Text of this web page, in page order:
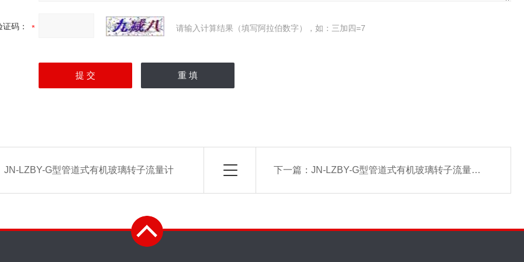
证码： 请输入计算结果（填写阿拉伯数字），如：三加四=7
JN-LZBY-G型管道式有机玻璃转子流量计 下一篇： JN-LZBY-G型管道式有机玻璃转子流量计,玻璃转子流量计价格